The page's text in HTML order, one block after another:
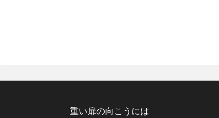
重い扉の向こうには